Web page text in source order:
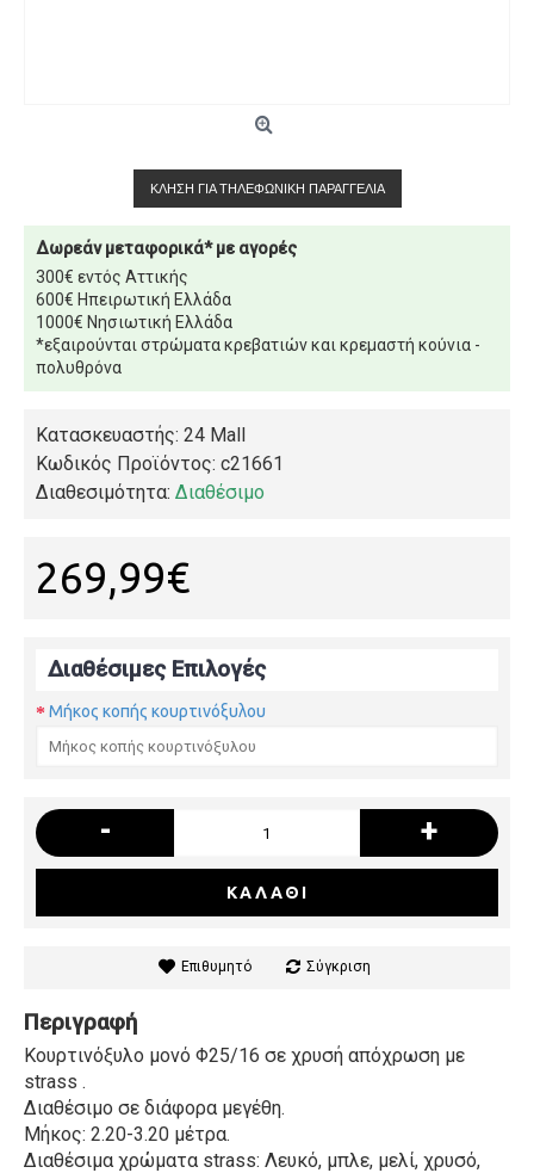
ΚΛΉΣΗ ΓΙΑ ΤΗΛΕΦΩΝΙΚΉ ΠΑΡΑΓΓΕΛΊΑ
Δωρεάν μεταφορικά* με αγορές
300€ εντός Αττικής
600€ Ηπειρωτική Ελλάδα
1000€ Νησιωτική Ελλάδα
*εξαιρούνται στρώματα κρεβατιών και κρεμαστή κούνια -
πολυθρόνα
Κατασκευαστής: 24 Mall
Κωδικός Προϊόντος: c21661
Διαθεσιμότητα: Διαθέσιμο
269,99€
Διαθέσιμες Επιλογές
Μήκος κοπής κουρτινόξυλου
- +
ΚΑΛΆΘΙ
Επιθυμητό Σύγκριση
Περιγραφή
Κουρτινόξυλο μονό Φ25/16 σε χρυσή απόχρωση με
strass .
Διαθέσιμο σε διάφορα μεγέθη.
Μήκος: 2.20-3.20 μέτρα.
Διαθέσιμα χρώματα strass: Λευκό, μπλε, μελί, χρυσό,